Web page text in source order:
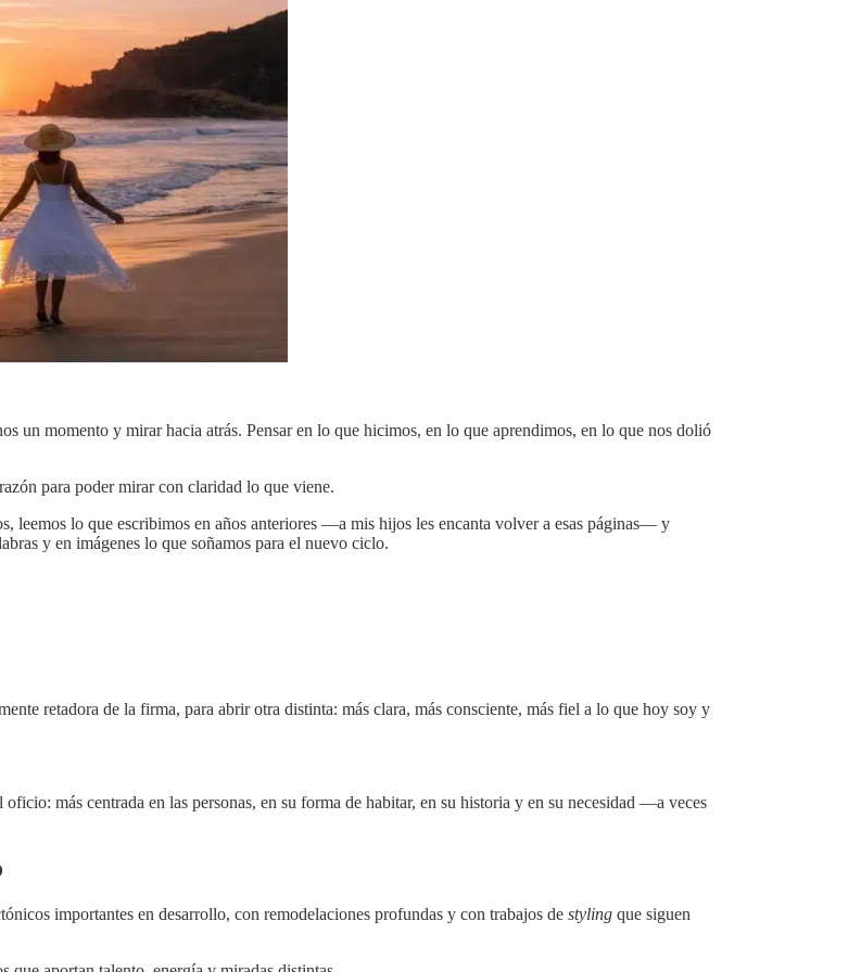
un momento y mirar hacia atrás. Pensar en lo que hicimos, en lo que aprendimos, en lo que nos dolió
para poder mirar con claridad lo que viene.
leemos lo que escribimos en años anteriores —a mis hijos les encanta volver a esas páginas— y
y en imágenes lo que soñamos para el nuevo ciclo.
retadora de la firma, para abrir otra distinta: más clara, más consciente, más fiel a lo que hoy soy y
más centrada en las personas, en su forma de habitar, en su historia y en su necesidad —a veces
importantes en desarrollo, con remodelaciones profundas y con trabajos de styling que siguen